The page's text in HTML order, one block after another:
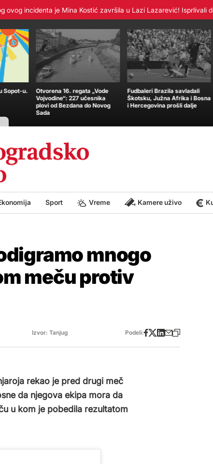
ovog incidenta je Mina Kostić završila u Lazi Lazarević! Isprlivali
Sopot-u.
Otvorena 16. regata „Vode
Vojvodine“: 227 učesnika
plovi od Bezdana do Novog
Sada
Fudbaleri Brazila savladali
Škotsku, Južna Afrika i Bosna
i Hercegovina prošli dalje
Sport Vreme Kamere uživo
mnogo
meču protiv
Izvor: Tanjug Podeli:
rekao je pred drugi meč
da njegova ekipa mora da
u kom je pobedila rezultatom